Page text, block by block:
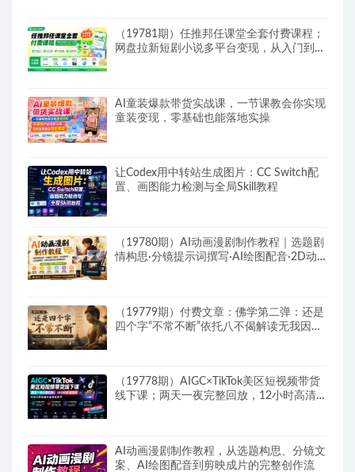
（19781期）任推邦任课堂全套付费课程；
网盘拉新短剧小说多平台变现，从入门到高
AI童装爆款带货实战课，一节课教会你实现
童装变现，零基础也能落地实操
让Codex用中转站生成图片：CC Switch配
置、画图能力检测与全局Skill教程
（19780期）AI动画漫剧制作教程｜选题剧
情构思·分镜提示词撰写·AI绘图配音·2D动
（19779期）付费文章：佛学第二弹：还是
四个字“不常不断”依托八不偈解读无我因果
（19778期）AIGC×TikTok美区短视频带货
线下课；两天一夜完整回放，12小时高清视
AI动画漫剧制作教程，从选题构思、分镜文
案、AI绘图配音到剪映成片的完整创作流